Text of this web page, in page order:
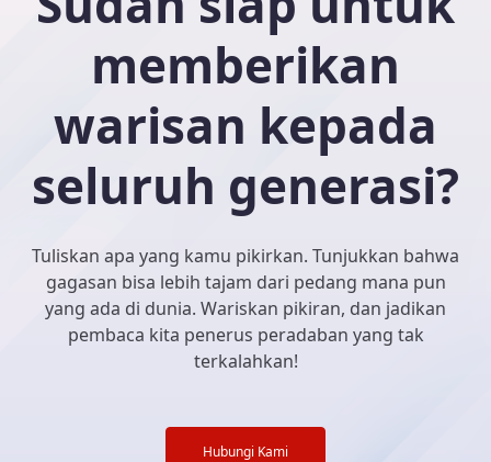
memberikan
warisan kepada
seluruh generasi?
Tuliskan apa yang kamu pikirkan. Tunjukkan bahwa
gagasan bisa lebih tajam dari pedang mana pun
yang ada di dunia. Wariskan pikiran, dan jadikan
pembaca kita penerus peradaban yang tak
terkalahkan!
Hubungi Kami